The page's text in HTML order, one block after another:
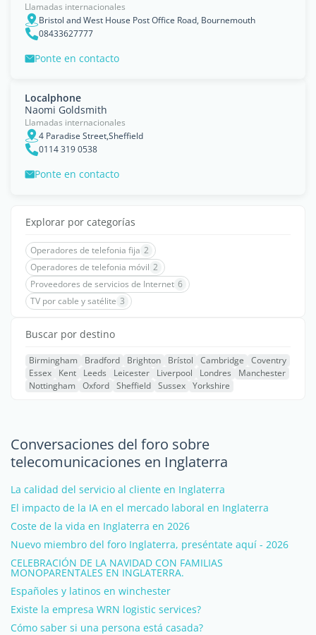
Llamadas internacionales
Bristol and West House Post Office Road, Bournemouth
08433627777
Ponte en contacto
Localphone
Naomi Goldsmith
Llamadas internacionales
4 Paradise Street,Sheffield
0114 319 0538
Ponte en contacto
Explorar por categorías
Operadores de telefonia fija 2
Operadores de telefonia móvil 2
Proveedores de servicios de Internet 6
TV por cable y satélite 3
Buscar por destino
Birmingham Bradford Brighton Brístol Cambridge
Coventry
Essex
Kent Leeds Leicester Liverpool Londres
Manchester
Nottingham
Oxford Sheffield Sussex Yorkshire
Conversaciones del foro sobre
telecomunicaciones en Inglaterra
La calidad del servicio al cliente en Inglaterra
El impacto de la IA en el mercado laboral en Inglaterra
Coste de la vida en Inglaterra en 2026
Nuevo miembro del foro Inglaterra, preséntate aquí - 2026
CELEBRACIÓN DE LA NAVIDAD CON FAMILIAS
MONOPARENTALES EN INGLATERRA.
Españoles y latinos en winchester
Existe la empresa WRN logistic services?
Cómo saber si una persona está casada?